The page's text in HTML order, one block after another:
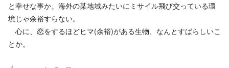
と幸せな事か。海外の某地域みたいにミサイル飛び交っている環
境じゃ余裕すらない。
心に、恋をするほどヒマ(余裕)がある生物、なんとすばらしいこ
とか。